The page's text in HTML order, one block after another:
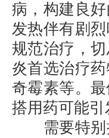
病，构建良
发热伴有剧
规范治疗，
炎首选治疗
奇霉素等。
搭用药可能
需要特别